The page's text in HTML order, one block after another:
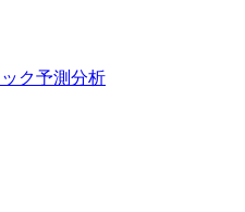
ク予測分析